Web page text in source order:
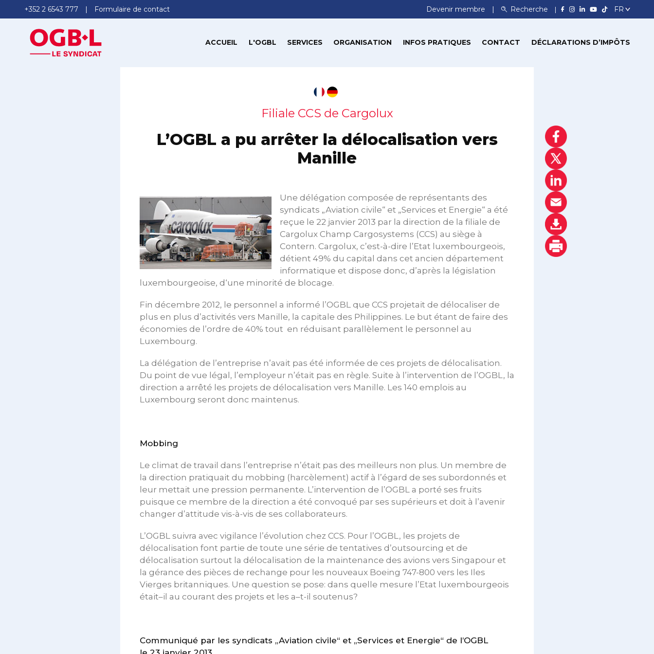
+352 2 6543 777 Formulaire de contact Devenir membre Recherche
ACCUEIL L'OGBL SERVICES ORGANISATION INFOS PRATIQUES CONTACT DÉCLARATIONS D’IMPÔTS
Filiale CCS de Cargolux
L’OGBL a pu arrêter la délocalisation vers
Manille
Une délégation composée de représentants des
syndicats „Aviation civile“ et „Services et Energie“ a été
reçue le 22 janvier 2013 par la direction de la filiale de
Cargolux Champ Cargosystems (CCS) au siège à
Contern. Cargolux, c’est-à-dire l’Etat luxembourgeois,
détient 49% du capital dans cet ancien département
informatique et dispose donc, d’après la législation
luxembourgeoise, d‘une minorité de blocage.
Fin décembre 2012, le personnel a informé l’OGBL que CCS projetait de délocaliser de
plus en plus d’activités vers Manille, la capitale des Philippines. Le but étant de faire des
économies de l’ordre de 40% tout en réduisant parallèlement le personnel au
Luxembourg.
La délégation de l’entreprise n’avait pas été informée de ces projets de délocalisation.
Du point de vue légal, l’employeur n’était pas en règle. Suite à l’intervention de l’OGBL, la
direction a arrêté les projets de délocalisation vers Manille. Les 140 emplois au
Luxembourg seront donc maintenus.
Mobbing
Le climat de travail dans l’entreprise n’était pas des meilleurs non plus. Un membre de
la direction pratiquait du mobbing (harcèlement) actif à l’égard de ses subordonnés et
leur mettait une pression permanente. L’intervention de l’OGBL a porté ses fruits
puisque ce membre de la direction a été convoqué par ses supérieurs et doit à l’avenir
changer d’attitude vis-à-vis de ses collaborateurs.
L’OGBL suivra avec vigilance l’évolution chez CCS. Pour l’OGBL, les projets de
délocalisation font partie de toute une série de tentatives d’outsourcing et de
délocalisation surtout la délocalisation de la maintenance des avions vers Singapour et
la gérance des pièces de rechange pour les nouveaux Boeing 747-800 vers les Iles
Vierges britanniques. Une question se pose: dans quelle mesure l’Etat luxembourgeois
était–il au courant des projets et les a–t-il soutenus?
Communiqué par les syndicats „Aviation civile“ et „Services et Energie“ de l’OGBL